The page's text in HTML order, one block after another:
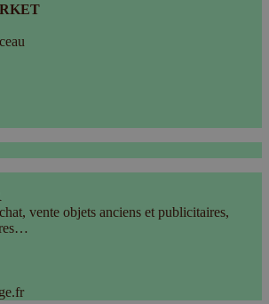
vente objets anciens et publicitaires,